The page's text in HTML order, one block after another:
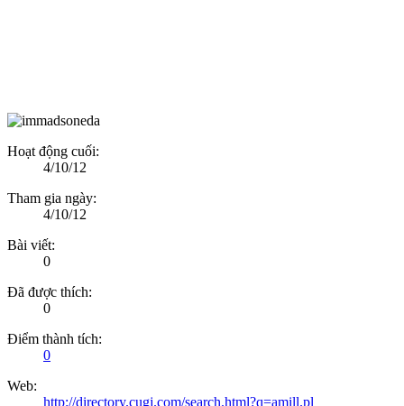
Hoạt động cuối:
4/10/12
Tham gia ngày:
4/10/12
Bài viết:
0
Đã được thích:
0
Điểm thành tích:
0
Web:
http://directory.cugj.com/search.html?q=amill.pl